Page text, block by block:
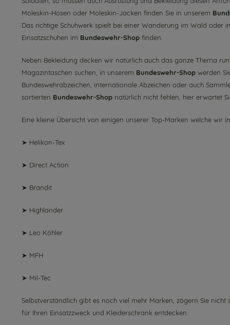
Moleskin-Hosen oder Moleskin-Jacken finden Sie in unserem
Das richtige Schuhwerk spielt bei einer Wanderung im Wald oder
Einsatzschuhen im Bundeswehr-Shop finden.
Neben Bekleidung decken wir natürlich auch das ganze Thema
Magazintaschen suchen, in unserem Bundeswehr-Shop werden
Bundeswehrabzeichen, internationale Abzeichen oder auch
sortierten Bundeswehr-Shop natürlich nicht fehlen, hier erwartet
Eine kleine Übersicht von einigen unserer Top-Marken welche wir
➤ Helikon-Tex
➤ Direct Action
➤ Brandit
➤ Highlander
➤ Leo Köhler
➤ MFH
➤ Mil-Tec
Selbstverständlich gibt es noch viel mehr Marken, zögern Sie nicht
für Ihren Einsatzzweck und Kleiderschrank entdecken.